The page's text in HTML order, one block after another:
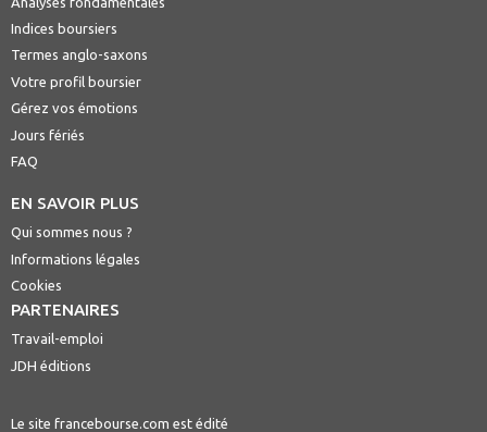
Indices boursiers
Termes anglo-saxons
Votre profil boursier
Gérez vos émotions
Jours fériés
FAQ
EN SAVOIR PLUS
Qui sommes nous ?
Informations légales
Cookies
PARTENAIRES
Travail-emploi
JDH éditions
Le site francebourse.com est édité